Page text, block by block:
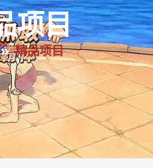
项目
精品项目